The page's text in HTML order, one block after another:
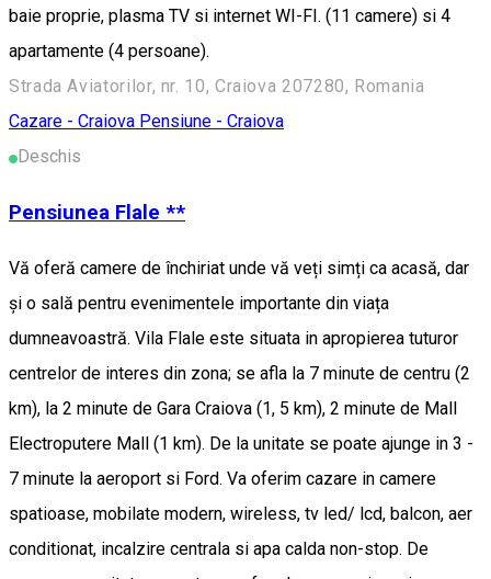
baie proprie, plasma TV si internet WI-FI. (11 camere) si 4
apartamente (4 persoane).
Strada Aviatorilor, nr. 10, Craiova 207280, Romania
Cazare - Craiova Pensiune - Craiova
Deschis
Pensiunea Flale **
Vă oferă camere de închiriat unde vă veți simți ca acasă, dar
și o sală pentru evenimentele importante din viața
dumneavoastră. Vila Flale este situata in apropierea tuturor
centrelor de interes din zona; se afla la 7 minute de centru (2
km), la 2 minute de Gara Craiova (1, 5 km), 2 minute de Mall
Electroputere Mall (1 km). De la unitate se poate ajunge in 3 -
7 minute la aeroport si Ford. Va oferim cazare in camere
spatioase, mobilate modern, wireless, tv led/ lcd, balcon, aer
conditionat, incalzire centrala si apa calda non-stop. De